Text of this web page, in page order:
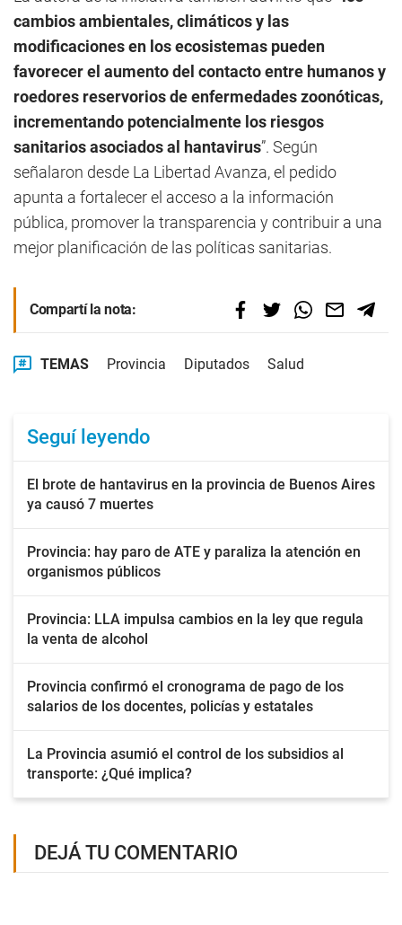
cambios ambientales, climáticos y las
modificaciones en los ecosistemas pueden
favorecer el aumento del contacto entre humanos y
roedores reservorios de enfermedades zoonóticas,
incrementando potencialmente los riesgos
sanitarios asociados al hantavirus”. Según
señalaron desde La Libertad Avanza, el pedido
apunta a fortalecer el acceso a la información
pública, promover la transparencia y contribuir a una
mejor planificación de las políticas sanitarias.
Compartí la nota:
TEMAS Provincia Diputados Salud
Seguí leyendo
El brote de hantavirus en la provincia de Buenos Aires
ya causó 7 muertes
Provincia: hay paro de ATE y paraliza la atención en
organismos públicos
Provincia: LLA impulsa cambios en la ley que regula
la venta de alcohol
Provincia confirmó el cronograma de pago de los
salarios de los docentes, policías y estatales
La Provincia asumió el control de los subsidios al
transporte: ¿Qué implica?
DEJÁ TU COMENTARIO